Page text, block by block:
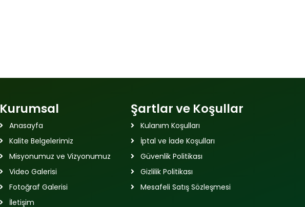
Kurumsal
Anasayfa
Kalite Belgelerimiz
Misyonumuz ve Vizyonumuz
Video Galerisi
Fotoğraf Galerisi
İletişim
Şartlar ve Koşullar
Kulanım Koşulları
İptal ve İade Koşulları
Güvenlik Politikası
Gizlilik Politikası
Mesafeli Satış Sözleşmesi